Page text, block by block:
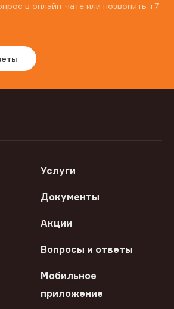
в онлайн-чате или позвонить +7
Услуги
Документы
Акции
Вопросы и ответы
Мобильное
приложение